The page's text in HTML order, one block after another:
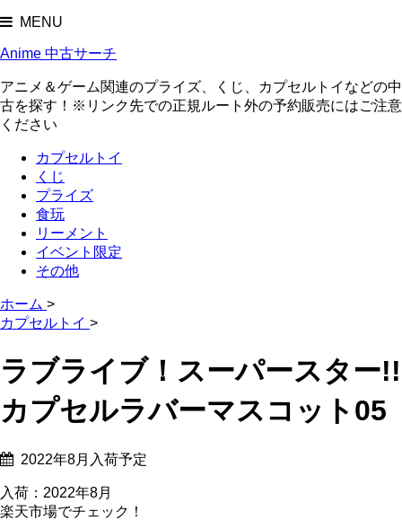
MENU
Anime 中古サーチ
アニメ＆ゲーム関連のプライズ、くじ、カプセルトイなどの中
古を探す！※リンク先での正規ルート外の予約販売にはご注意
ください
カプセルトイ
くじ
プライズ
食玩
リーメント
イベント限定
その他
ホーム >
カプセルトイ >
ラブライブ！スーパースター!!
カプセルラバーマスコット05
2022年8月入荷予定
入荷：2022年8月
楽天市場でチェック！